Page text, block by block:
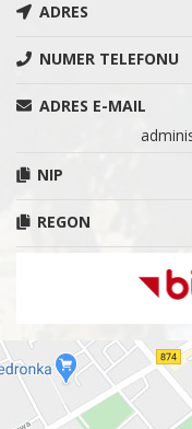
ADRES
NUMER TELEFONU
ADRES E-MAIL
NIP
REGON